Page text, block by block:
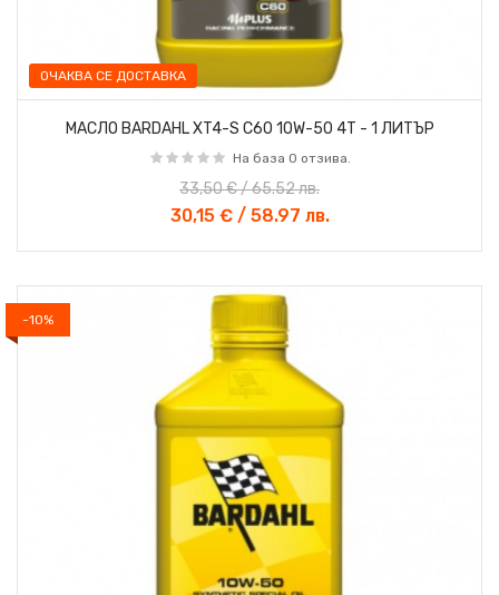
ОЧАКВА СЕ ДОСТАВКА
МАСЛО BARDAHL XT4-S C60 10W-50 4T - 1 ЛИТЪР
На база 0 отзива.
30,15 € / 58.97 лв.
33,50 € / 65.52 лв.
-10%